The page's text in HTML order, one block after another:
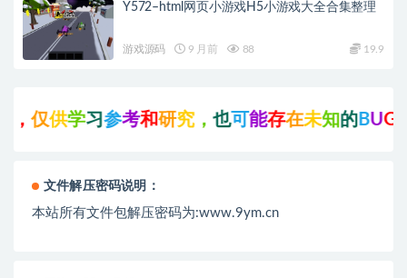
Y572–html网页小游戏H5小游戏大全合集整理
游戏源码 9 月前 88 19.9
学习参考和研究，也可能存在未知的BUG与瑕疵，
文件解压密码说明：
本站所有文件包解压密码为:www.9ym.cn